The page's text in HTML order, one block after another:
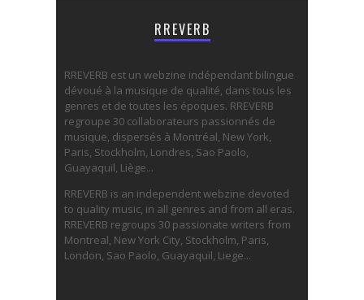
RREVERB
RREVERB est un webzine indépendant bilingue
dévoué à la musique de qualité, dans tous les
genres et de toutes les époques. RREVERB
regroupe 30 collaborateurs passionnés de
musique, dispersés à Montréal, New York,
Paris, Stockholm, Londres, Sao Paolo,
Guayaquil, Liège...
RREVERB is an independent webzine devoted
to quality music, in all genres and from all eras.
RREVERB regroups 30 passionate writers from
Montreal, New York City, Stockholm, Paris,
London, Sao Paolo, Guayaquil, Liege...